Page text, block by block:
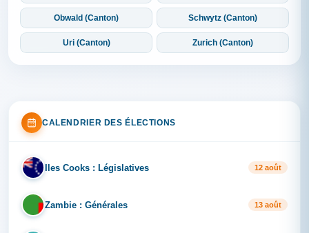
Obwald (Canton) Schwytz (Canton)
Uri (Canton) Zurich (Canton)
CALENDRIER DES ÉLECTIONS
IL Iles Cooks : Législatives 12 août
ZA Zambie : Générales 13 août